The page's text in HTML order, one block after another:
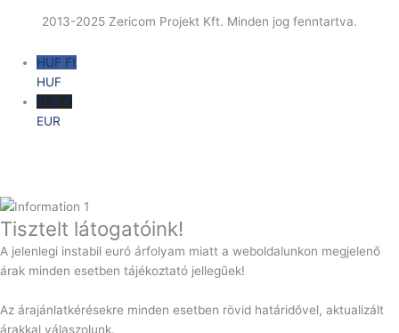
2013-2025 Zericom Projekt Kft. Minden jog fenntartva.
HUF Ft
HUF
EUR €
EUR
Tisztelt látogatóink!
A jelenlegi instabil euró árfolyam miatt a weboldalunkon megjelenő
árak minden esetben tájékoztató jellegűek!
Az árajánlatkérésekre minden esetben rövid határidővel, aktualizált
árakkal válaszolunk.